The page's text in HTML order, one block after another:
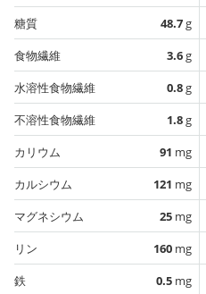
糖質
48.7g
食物繊維
3.6g
水溶性食物繊維
0.8g
不溶性食物繊維
1.8g
カリウム
91 mg
カルシウム
121 mg
マグネシウム
25 mg
リン
160 mg
鉄
0.5 mg